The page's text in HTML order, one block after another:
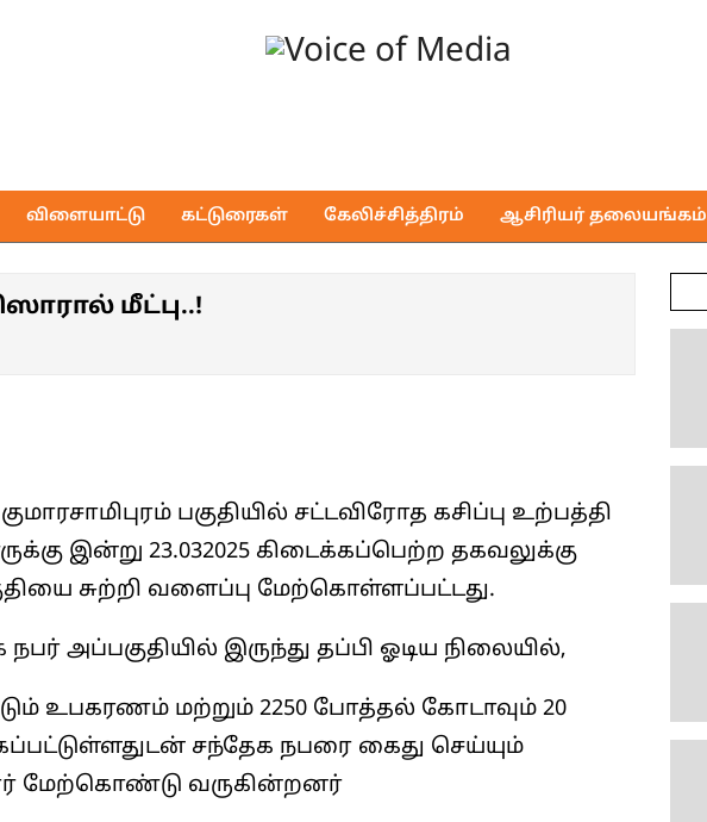
of
Media
விளையாட்டு கட்டுரைகள் கேலிச்சித்திரம் ஆசிரியர் தலையங்கம்
மீட்பு..!
பகுதியில் சட்டவிரோத கசிப்பு உற்பத்தி
இன்று 23.032025 கிடைக்கப்பெற்ற தகவலுக்கு
சுற்றி வளைப்பு மேற்கொள்ளப்பட்டது.
நபர் அப்பகுதியில் இருந்து தப்பி ஓடிய நிலையில்,
உபகரணம் மற்றும் 2250 போத்தல் கோடாவும் 20
சந்தேக நபரை கைது செய்யும்
மேற்கொண்டு வருகின்றனர்